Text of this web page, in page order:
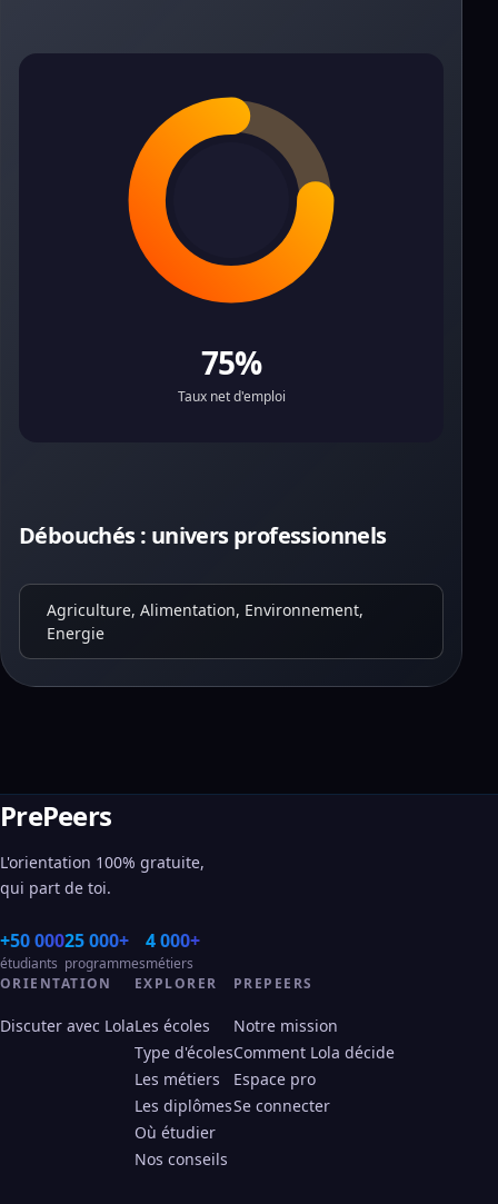
75%
Taux net d'emploi
Débouchés : univers professionnels
Agriculture, Alimentation, Environnement,
Energie
PrePeers
L'orientation 100% gratuite,
qui part de toi.
+50 000
étudiants
25 000+
programmes
4 000+
métiers
ORIENTATION
Discuter avec Lola
EXPLORER
Les écoles
Type d'écoles
Les métiers
Les diplômes
Où étudier
Nos conseils
PREPEERS
Notre mission
Comment Lola décide
Espace pro
Se connecter